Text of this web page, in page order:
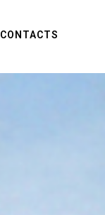
CONTACTS